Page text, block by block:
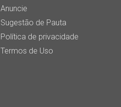
Anuncie
Sugestão de Pauta
Política de privacidade
Termos de Uso